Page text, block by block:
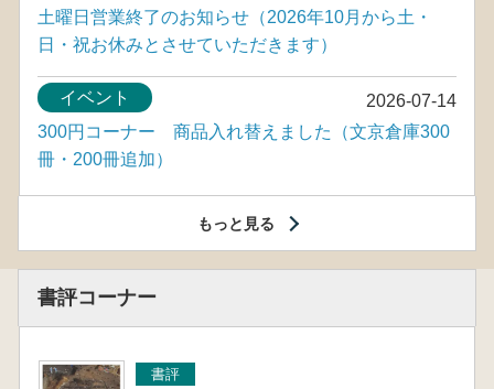
土曜日営業終了のお知らせ（2026年10月から土・
日・祝お休みとさせていただきます）
2026-07-14
イベント
300円コーナー 商品入れ替えました（文京倉庫300
冊・200冊追加）
もっと見る
書評コーナー
書評